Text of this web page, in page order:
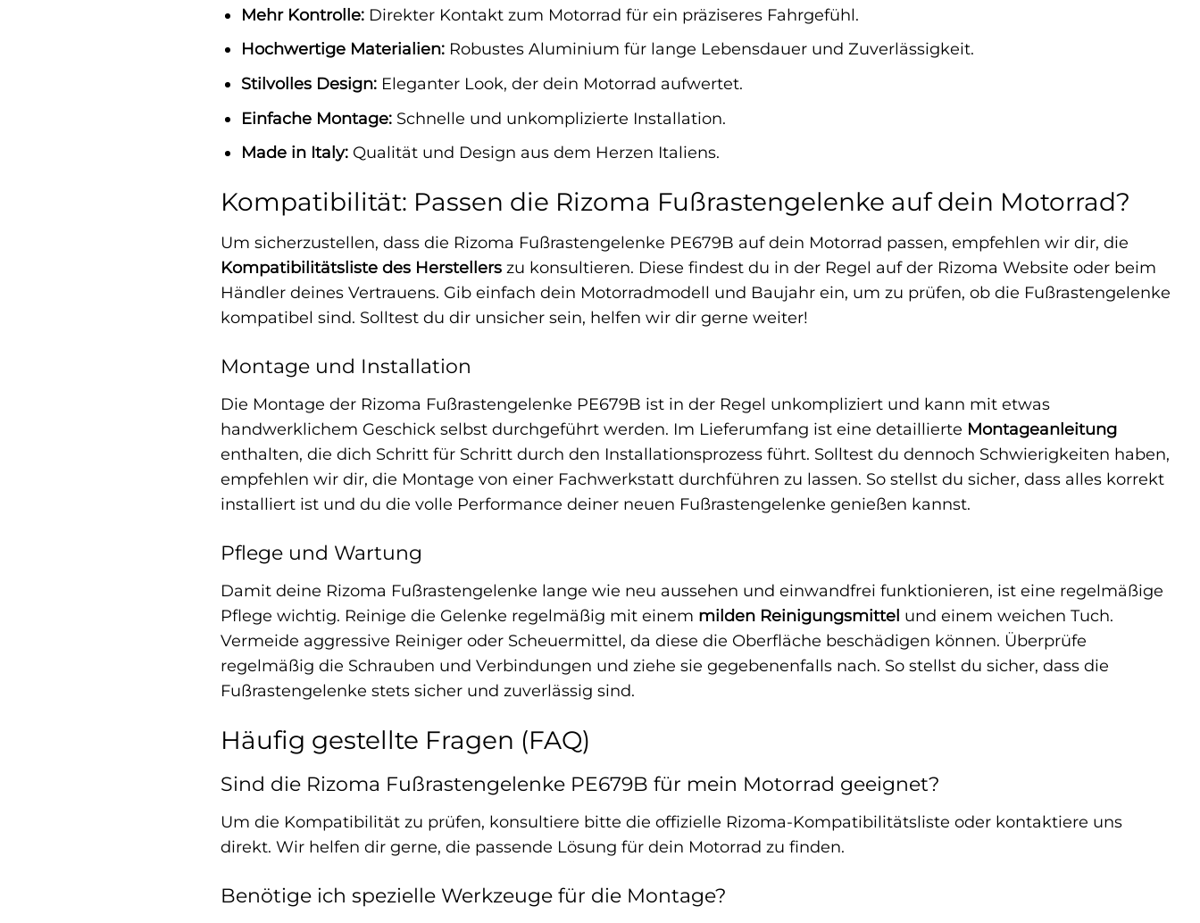
Mehr Kontrolle:Direkter Kontakt zum Motorrad für ein präziseres Fahrgefühl.
Hochwertige Materialien:Robustes Aluminium für lange Lebensdauer und Zuverlässigkeit.
Stilvolles Design:Eleganter Look, der dein Motorrad aufwertet.
Einfache Montage:Schnelle und unkomplizierte Installation.
Made in Italy:Qualität und Design aus dem Herzen Italiens.
Kompatibilität: Passen die Rizoma Fußrastengelenke auf dein Motorrad?
Um sicherzustellen, dass die Rizoma Fußrastengelenke PE679B auf dein Motorrad passen, empfehlen wir dir, die
Kompatibilitätsliste des Herstellers zu konsultieren. Diese findest du in der Regel auf der Rizoma Website oder beim
Händler deines Vertrauens. Gib einfach dein Motorradmodell und Baujahr ein, um zu prüfen, ob die Fußrastengelenke
kompatibel sind. Solltest du dir unsicher sein, helfen wir dir gerne weiter!
Montage und Installation
Die Montage der Rizoma Fußrastengelenke PE679B ist in der Regel unkompliziert und kann mit etwas
handwerklichem Geschick selbst durchgeführt werden. Im Lieferumfang ist eine detaillierte Montageanleitung
enthalten, die dich Schritt für Schritt durch den Installationsprozess führt. Solltest du dennoch Schwierigkeiten haben,
empfehlen wir dir, die Montage von einer Fachwerkstatt durchführen zu lassen. So stellst du sicher, dass alles korrekt
installiert ist und du die volle Performance deiner neuen Fußrastengelenke genießen kannst.
Pflege und Wartung
Damit deine Rizoma Fußrastengelenke lange wie neu aussehen und einwandfrei funktionieren, ist eine regelmäßige
Pflege wichtig. Reinige die Gelenke regelmäßig mit einem milden Reinigungsmittel und einem weichen Tuch.
Vermeide aggressive Reiniger oder Scheuermittel, da diese die Oberfläche beschädigen können. Überprüfe
regelmäßig die Schrauben und Verbindungen und ziehe sie gegebenenfalls nach. So stellst du sicher, dass die
Fußrastengelenke stets sicher und zuverlässig sind.
Häufig gestellte Fragen (FAQ)
Sind die Rizoma Fußrastengelenke PE679B für mein Motorrad geeignet?
Um die Kompatibilität zu prüfen, konsultiere bitte die offizielle Rizoma-Kompatibilitätsliste oder kontaktiere uns
direkt. Wir helfen dir gerne, die passende Lösung für dein Motorrad zu finden.
Benötige ich spezielle Werkzeuge für die Montage?